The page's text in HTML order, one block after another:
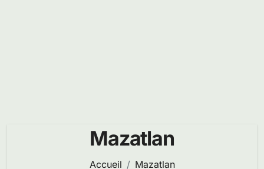
Mazatlan
Accueil Mazatlan